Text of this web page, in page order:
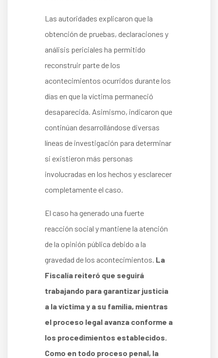
Las autoridades explicaron que la
obtención de pruebas, declaraciones y
análisis periciales ha permitido
reconstruir parte de los
acontecimientos ocurridos durante los
días en que la víctima permaneció
desaparecida. Asimismo, indicaron que
continúan desarrollándose diversas
líneas de investigación para determinar
si existieron más personas
involucradas en los hechos y esclarecer
completamente el caso.
El caso ha generado una fuerte
reacción social y mantiene la atención
de la opinión pública debido a la
gravedad de los acontecimientos. La
Fiscalía reiteró que seguirá
trabajando para garantizar justicia
a la víctima y a su familia, mientras
el proceso legal avanza conforme a
los procedimientos establecidos.
Como en todo proceso penal, la